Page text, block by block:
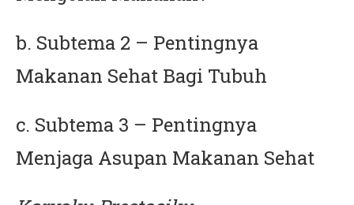
b. Subtema 2 – Pentingnya
Makanan Sehat Bagi Tubuh
c. Subtema 3 – Pentingnya
Menjaga Asupan Makanan Sehat